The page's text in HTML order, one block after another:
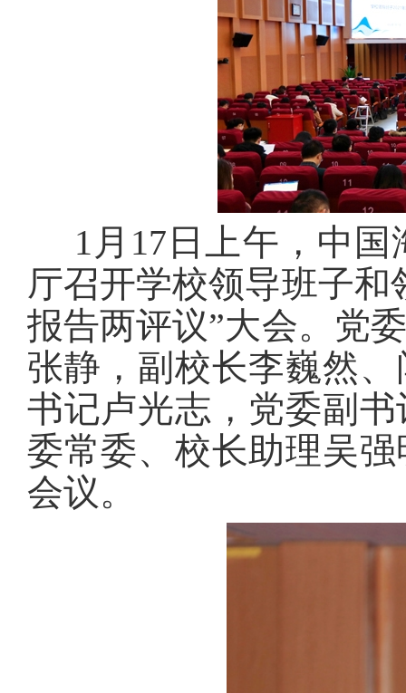
1月17日上午，中
厅召开学校领导班子和
报告两评议”大会。党
张静，副校长李巍然
书记卢光志，党委副
委常委、校长助理吴
会议。